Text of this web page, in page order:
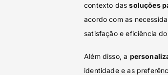
contexto dassoluções
acordo com as
satisfação e eficiência
Além disso, a
identidade e as